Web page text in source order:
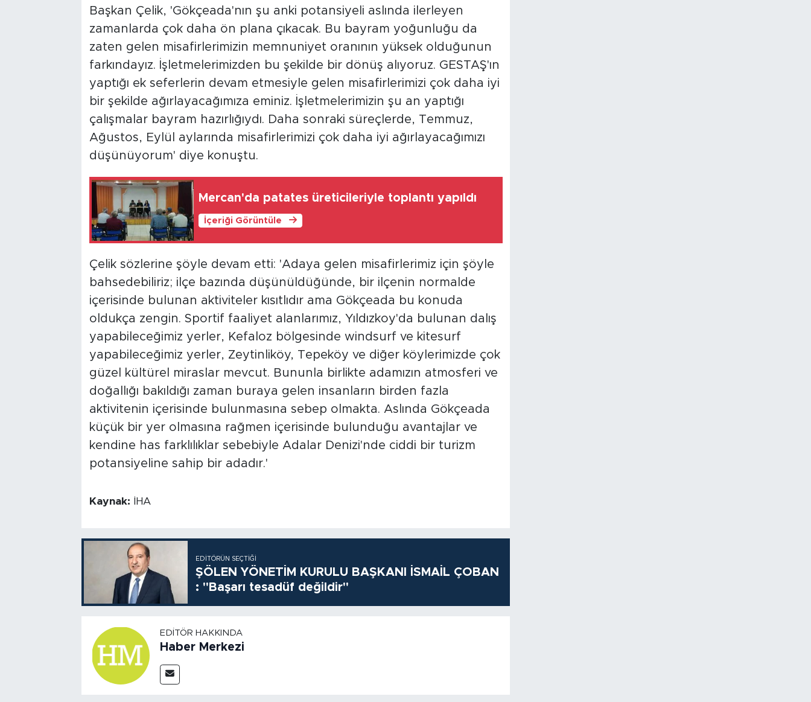
Başkan Çelik, 'Gökçeada'nın şu anki potansiyeli aslında ilerleyen
zamanlarda çok daha ön plana çıkacak. Bu bayram yoğunluğu da
zaten gelen misafirlerimizin memnuniyet oranının yüksek olduğunun
farkındayız. İşletmelerimizden bu şekilde bir dönüş alıyoruz. GESTAŞ'ın
yaptığı ek seferlerin devam etmesiyle gelen misafirlerimizi çok daha iyi
bir şekilde ağırlayacağımıza eminiz. İşletmelerimizin şu an yaptığı
çalışmalar bayram hazırlığıydı. Daha sonraki süreçlerde, Temmuz,
Ağustos, Eylül aylarında misafirlerimizi çok daha iyi ağırlayacağımızı
düşünüyorum' diye konuştu.
Mercan'da patates üreticileriyle toplantı yapıldı
İçeriği Görüntüle
Çelik sözlerine şöyle devam etti: 'Adaya gelen misafirlerimiz için şöyle
bahsedebiliriz; ilçe bazında düşünüldüğünde, bir ilçenin normalde
içerisinde bulunan aktiviteler kısıtlıdır ama Gökçeada bu konuda
oldukça zengin. Sportif faaliyet alanlarımız, Yıldızkoy'da bulunan dalış
yapabileceğimiz yerler, Kefaloz bölgesinde windsurf ve kitesurf
yapabileceğimiz yerler, Zeytinliköy, Tepeköy ve diğer köylerimizde çok
güzel kültürel miraslar mevcut. Bununla birlikte adamızın atmosferi ve
doğallığı bakıldığı zaman buraya gelen insanların birden fazla
aktivitenin içerisinde bulunmasına sebep olmakta. Aslında Gökçeada
küçük bir yer olmasına rağmen içerisinde bulunduğu avantajlar ve
kendine has farklılıklar sebebiyle Adalar Denizi'nde ciddi bir turizm
potansiyeline sahip bir adadır.'
Kaynak: İHA
EDITÖRÜN SEÇTIĞI
ŞÖLEN YÖNETİM KURULU BAŞKANI İSMAİL ÇOBAN
: "Başarı tesadüf değildir"
EDITÖR HAKKINDA
Haber Merkezi